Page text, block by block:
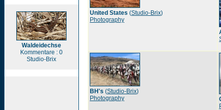
Waldeidechse
Kommentare : 0
Studio-Brix
United States (Studio-Brix)
Photography
BH's (Studio-Brix)
Photography